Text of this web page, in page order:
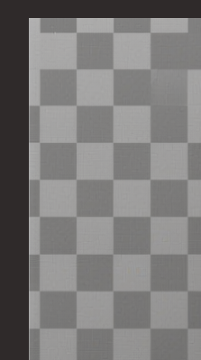
Перейти
содержимому